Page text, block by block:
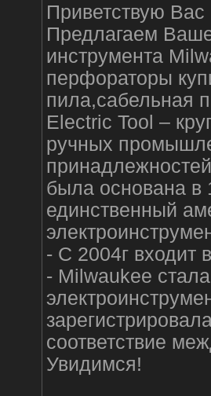
Приветствую Вас
Предлагаем
инструмента
перфораторы
пила,сабельная
Electric Tool –
ручных
была основана в
единственный
- С 2004г входит
- Milwaukee
соответствие
Увидимся!